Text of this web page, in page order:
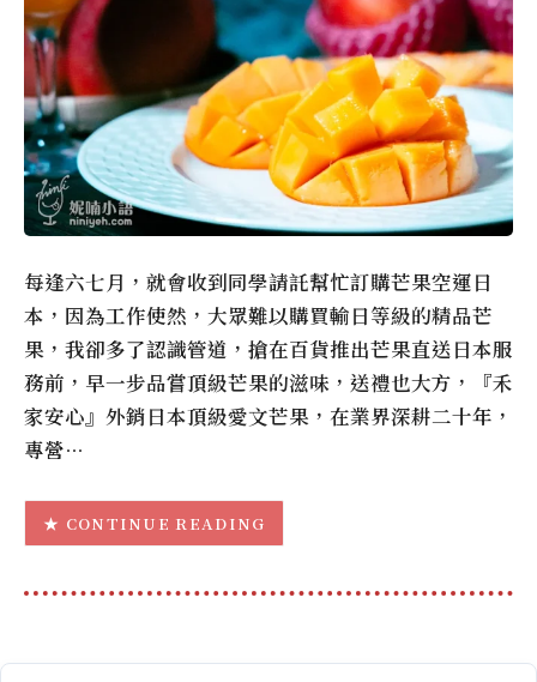
每逢六七月，就會收到同學請託幫忙訂購芒果空運日
本，因為工作使然，大眾難以購買輸日等級的精品芒
果，我卻多了認識管道，搶在百貨推出芒果直送日本服
務前，早一步品嘗頂級芒果的滋味，送禮也大方，『禾
家安心』外銷日本頂級愛文芒果，在業界深耕二十年，
專營…
CONTINUE READING